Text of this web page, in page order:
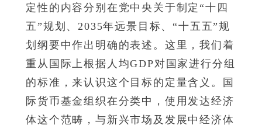
定性的内容分别在党中央关于制定“十四
五”规划、2035年远景目标、“十五五”规
划纲要中作出明确的表述。这里，我们着
重从国际上根据人均GDP对国家进行分组
的标准，来认识这个目标的定量含义。国
际货币基金组织在分类中，使用发达经济
体这个范畴，与新兴市场及发展中经济体